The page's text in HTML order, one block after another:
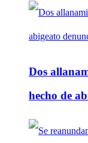
Dos
hecho de